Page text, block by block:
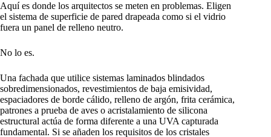
Aquí es donde los arquitectos se meten en problemas. Eligen
el sistema de superficie de pared drapeada como si el vidrio
fuera un panel de relleno neutro.
No lo es.
Una fachada que utilice sistemas laminados blindados
sobredimensionados, revestimientos de baja emisividad,
espaciadores de borde cálido, relleno de argón, frita cerámica,
patrones a prueba de aves o acristalamiento de silicona
estructural actúa de forma diferente a una UVA capturada
fundamental. Si se añaden los requisitos de los cristales